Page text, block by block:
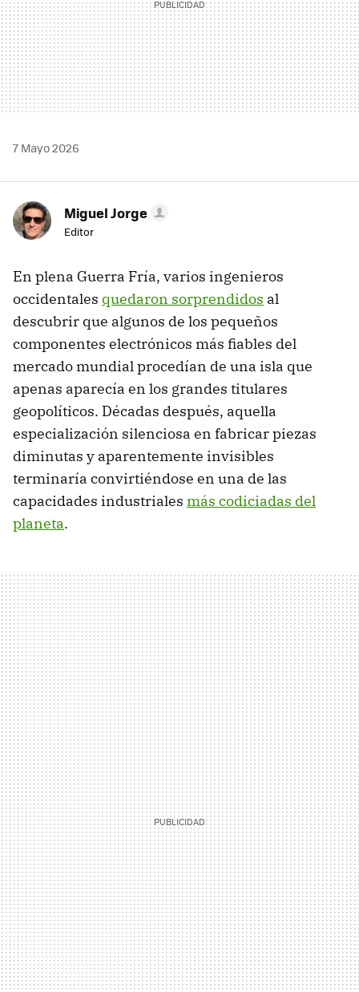
7 Mayo 2026
Miguel Jorge
Editor
En plena Guerra Fría, varios ingenieros
occidentales quedaron sorprendidos al
descubrir que algunos de los pequeños
componentes electrónicos más fiables del
mercado mundial procedían de una isla que
apenas aparecía en los grandes titulares
geopolíticos. Décadas después, aquella
especialización silenciosa en fabricar piezas
diminutas y aparentemente invisibles
terminaría convirtiéndose en una de las
capacidades industriales más codiciadas del
planeta.